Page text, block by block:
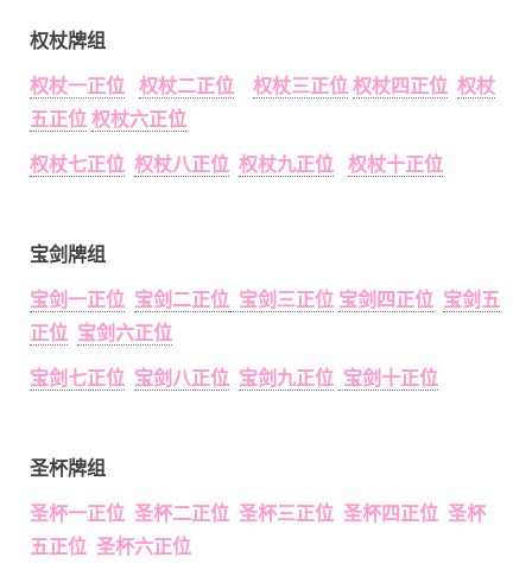
权杖牌组
权杖一正位
权杖二正位 权杖三正位 权杖四正位 权杖
五正位 权杖六正位
权杖七正位 权杖八正位 权杖九正位 权杖十正位
宝剑牌组
宝剑一正位 宝剑二正位 宝剑三正位 宝剑四正位 宝剑五
正位 宝剑六正位
宝剑七正位 宝剑八正位 宝剑九正位 宝剑十正位
圣杯牌组
圣杯一正位 圣杯二正位 圣杯三正位 圣杯四正位 圣杯
五正位 圣杯六正位